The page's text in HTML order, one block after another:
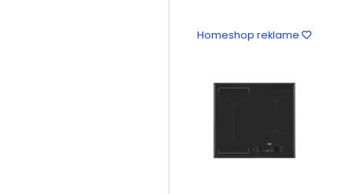
Homeshop reklame